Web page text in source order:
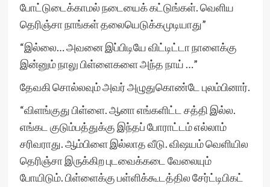
போட்டுடைக்காமல் நடையைக் கட்டுங்கள். வெளிய
தெரிஞ்சா நாங்கள் தலையெடுக்கமுடியாது”
“இல்லை… அவனை இப்பிடியே விட்டிட்டா நாளைக்கு
இன்னும் நாலு பிள்ளைகளை அந்த நாய் …”
தேவகி சொல்லவும் அவர் அழுதுகொண்டே புலம்பினார்.
“விளங்குது பிள்ளை. ஆனா எங்களிட்ட சத்தி இல்ல.
எங்கட குடும்பத்துக்கு இந்தப் போராட்டம் எல்லாம்
சரிவராது. ஆம்பிளை இல்லாத வீடு. விஷயம் வெளியில
தெரிஞ்சா இருக்கிற புடவைக்கடை வேலையும்
போயிடும். பிள்ளைக்கு பள்ளிக்கூடத்தில சேர்ட்டிபிகட்